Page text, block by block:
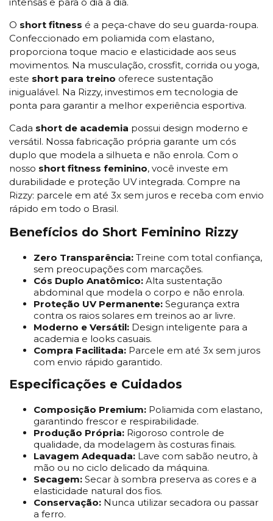
intensas e para o dia a dia.
O short fitness é a peça-chave do seu guarda-roupa.
Confeccionado em poliamida com elastano,
proporciona toque macio e elasticidade aos seus
movimentos. Na musculação, crossfit, corrida ou yoga,
este short para treino oferece sustentação
inigualável. Na Rizzy, investimos em tecnologia de
ponta para garantir a melhor experiência esportiva.
Cada short de academia possui design moderno e
versátil. Nossa fabricação própria garante um cós
duplo que modela a silhueta e não enrola. Com o
nosso short fitness feminino, você investe em
durabilidade e proteção UV integrada. Compre na
Rizzy: parcele em até 3x sem juros e receba com envio
rápido em todo o Brasil.
Benefícios do Short Feminino Rizzy
Zero Transparência: Treine com total confiança,
sem preocupações com marcações.
Cós Duplo Anatômico: Alta sustentação
abdominal que modela o corpo e não enrola.
Proteção UV Permanente: Segurança extra
contra os raios solares em treinos ao ar livre.
Moderno e Versátil: Design inteligente para a
academia e looks casuais.
Compra Facilitada: Parcele em até 3x sem juros
com envio rápido garantido.
Especificações e Cuidados
Composição Premium: Poliamida com elastano,
garantindo frescor e respirabilidade.
Produção Própria: Rigoroso controle de
qualidade, da modelagem às costuras finais.
Lavagem Adequada: Lave com sabão neutro, à
mão ou no ciclo delicado da máquina.
Secagem: Secar à sombra preserva as cores e a
elasticidade natural dos fios.
Conservação: Nunca utilizar secadora ou passar
a ferro.